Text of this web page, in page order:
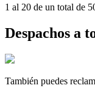
1 al 20 de un total de
Despachos a
También puedes